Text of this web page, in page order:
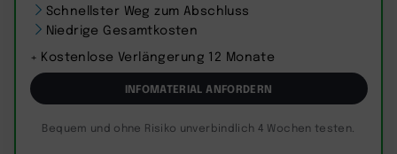
Schnellster Weg zum Abschluss
Niedrige Gesamtkosten
+ Kostenlose Verlängerung 12 Monate
INFOMATERIAL ANFORDERN
Bequem und ohne Risiko unverbindlich 4 Wochen testen.